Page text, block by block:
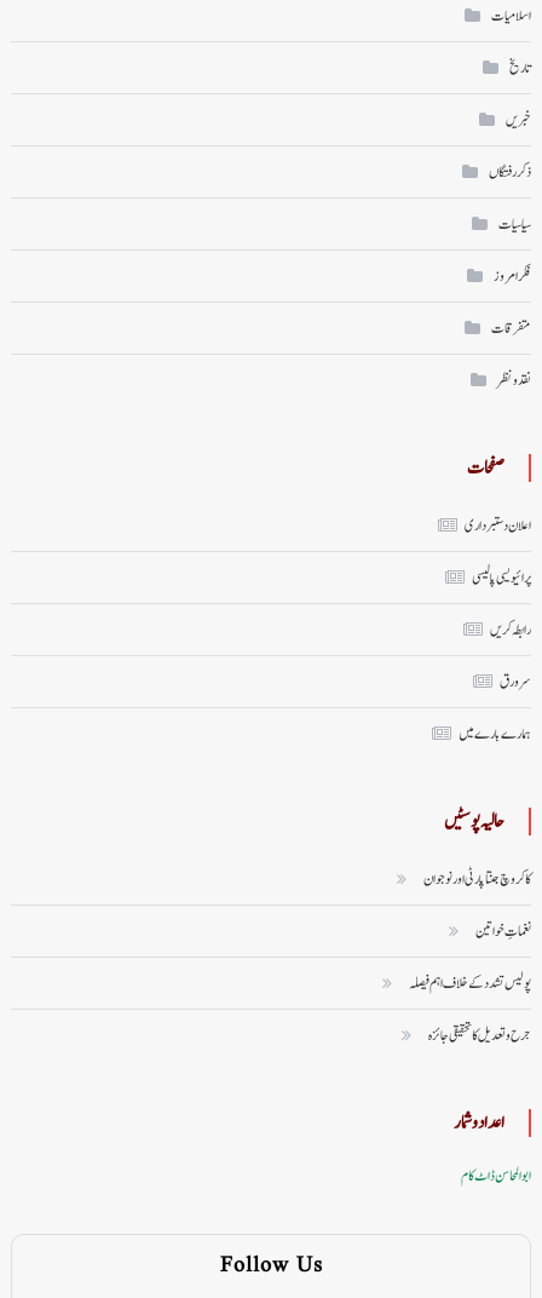
اسلامیات
تاریخ
خبریں
ذکر رفتگاں
سیاسیات
فکر امروز
متفرقات
نقد ونظر
صفحات
اعلان دستبرداری
پرائیویسی پالیسی
رابطہ کریں
سر ورق
ہمارے بارے میں
حالیہ پوسٹیں
کاکروچ جنتا پارٹی اور نوجوان
نغماتِ خواتین
پولیس تشدد کے خلاف اہم فیصلہ
جرح و تعدیل کا تحقیقی جائزہ
اعداد وشمار
ابوالمحاسن ڈاٹ کام
Follow Us